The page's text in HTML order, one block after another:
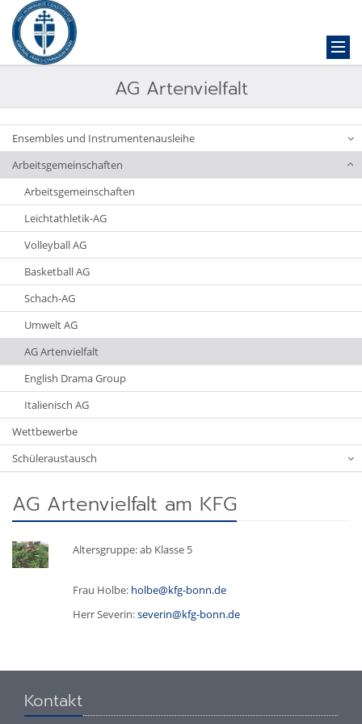
AG Artenvielfalt
Ensembles und Instrumentenausleihe
Arbeitsgemeinschaften
Arbeitsgemeinschaften
Leichtathletik-AG
Volleyball AG
Basketball AG
Schach-AG
Umwelt AG
AG Artenvielfalt
English Drama Group
Italienisch AG
Wettbewerbe
Schüleraustausch
AG Artenvielfalt am KFG
Altersgruppe: ab Klasse 5
Frau Holbe: holbe@kfg-bonn.de
Herr Severin:severin@kfg-bonn.de
Kontakt